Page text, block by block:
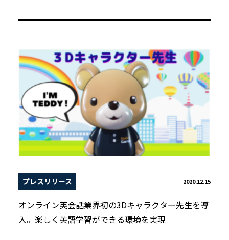
プレスリリース 2020.12.15
オンライン英会話業界初の3Dキャラクター先生を導
入。楽しく英語学習ができる環境を実現